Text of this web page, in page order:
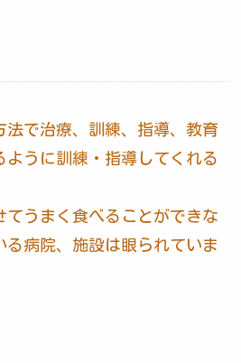
で治療、訓練、指導、教育
うに訓練・指導してくれる
うまく食べることができな
病院、施設は眼られていま